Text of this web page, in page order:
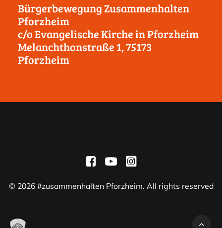
Bürgerbewegung Zusammenhalten
Pforzheim
c/o Evangelische Kirche in Pforzheim
Melanchthonstraße 1, 75173
Pforzheim
© 2026 #zusammenhalten Pforzheim. All rights reserved